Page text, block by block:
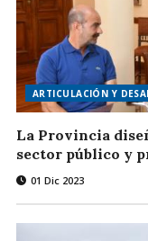
ARTICULACIÓN Y
La Provincia
sector público y
01 Dic 2023